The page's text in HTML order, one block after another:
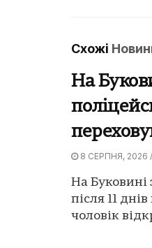
Схожі
На
8 СЕРПНЯ, 2026 /
На Буковині
після 11
чоловік